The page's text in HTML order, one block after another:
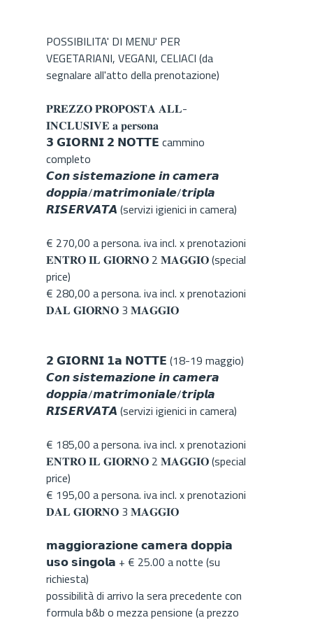
POSSIBILITA' DI MENU' PER
VEGETARIANI, VEGANI, CELIACI (da
segnalare all'atto della prenotazione)
𝐏𝐑𝐄𝐙𝐙𝐎 𝐏𝐑𝐎𝐏𝐎𝐒𝐓𝐀 𝐀𝐋𝐋-
𝐈𝐍𝐂𝐋𝐔𝐒𝐈𝐕𝐄 𝐚 𝐩𝐞𝐫𝐬𝐨𝐧𝐚
𝟯 𝗚𝗜𝗢𝗥𝗡𝗜 𝟮 𝗡𝗢𝗧𝗧𝗘 cammino
completo
𝘾𝙤𝙣 𝙨𝙞𝙨𝙩𝙚𝙢𝙖𝙯𝙞𝙤𝙣𝙚 𝙞𝙣 𝙘𝙖𝙢𝙚𝙧𝙖
𝙙𝙤𝙥𝙥𝙞𝙖/𝙢𝙖𝙩𝙧𝙞𝙢𝙤𝙣𝙞𝙖𝙡𝙚/𝙩𝙧𝙞𝙥𝙡𝙖
𝙍𝙄𝙎𝙀𝙍𝙑𝘼𝙏𝘼 (servizi igienici in camera)
€ 270,00 a persona. iva incl. x prenotazioni
𝐄𝐍𝐓𝐑𝐎 𝐈𝐋 𝐆𝐈𝐎𝐑𝐍𝐎 2 𝐌𝐀𝐆𝐆𝐈𝐎 (special
price)
€ 280,00 a persona. iva incl. x prenotazioni
𝐃𝐀𝐋 𝐆𝐈𝐎𝐑𝐍𝐎 3 𝐌𝐀𝐆𝐆𝐈𝐎
𝟮 𝗚𝗜𝗢𝗥𝗡𝗜 𝟭𝗮 𝗡𝗢𝗧𝗧𝗘 (18-19 maggio)
𝘾𝙤𝙣 𝙨𝙞𝙨𝙩𝙚𝙢𝙖𝙯𝙞𝙤𝙣𝙚 𝙞𝙣 𝙘𝙖𝙢𝙚𝙧𝙖
𝙙𝙤𝙥𝙥𝙞𝙖/𝙢𝙖𝙩𝙧𝙞𝙢𝙤𝙣𝙞𝙖𝙡𝙚/𝙩𝙧𝙞𝙥𝙡𝙖
𝙍𝙄𝙎𝙀𝙍𝙑𝘼𝙏𝘼 (servizi igienici in camera)
€ 185,00 a persona. iva incl. x prenotazioni
𝐄𝐍𝐓𝐑𝐎 𝐈𝐋 𝐆𝐈𝐎𝐑𝐍𝐎 2 𝐌𝐀𝐆𝐆𝐈𝐎 (special
price)
€ 195,00 a persona. iva incl. x prenotazioni
𝐃𝐀𝐋 𝐆𝐈𝐎𝐑𝐍𝐎 3 𝐌𝐀𝐆𝐆𝐈𝐎
𝗺𝗮𝗴𝗴𝗶𝗼𝗿𝗮𝘇𝗶𝗼𝗻𝗲 𝗰𝗮𝗺𝗲𝗿𝗮 𝗱𝗼𝗽𝗽𝗶𝗮
𝘂𝘀𝗼 𝘀𝗶𝗻𝗴𝗼𝗹𝗮 + € 25.00 a notte (su
richiesta)
possibilità di arrivo la sera precedente con
formula b&b o mezza pensione (a prezzo